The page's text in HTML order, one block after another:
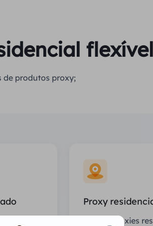
flexível
de produtos proxy;
Proxy
Equipe proxies